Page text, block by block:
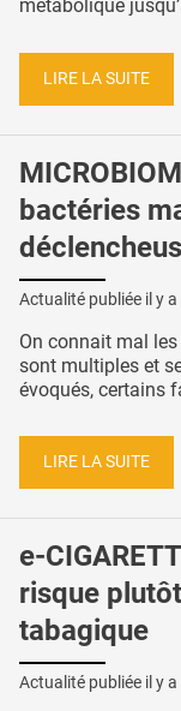
métabolique
LIRE LA SUITE
bactéries
Actualité publiée il y a
On connait mal
sont multiples et
évoqués, certains
LIRE LA SUITE
e-
risque
tabagique
Actualité publiée il y a